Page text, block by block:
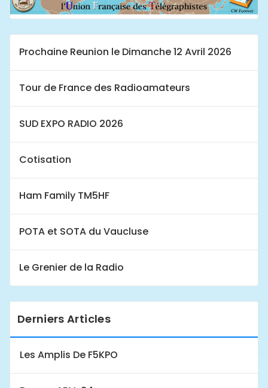
Prochaine Reunion le Dimanche 12 Avril 2026
Tour de France des Radioamateurs
SUD EXPO RADIO 2026
Cotisation
Ham Family TM5HF
POTA et SOTA du Vaucluse
Le Grenier de la Radio
Derniers Articles
Les Amplis De F5KPO